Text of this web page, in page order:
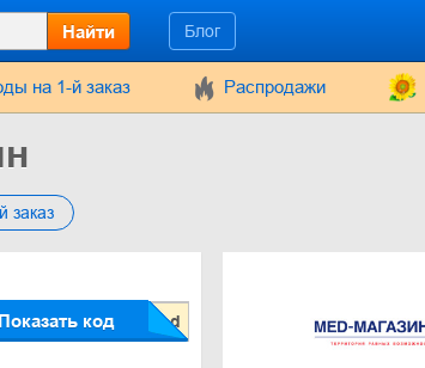
Найти Блог
на 1-й заказ Распродажи
заказ
Показать код